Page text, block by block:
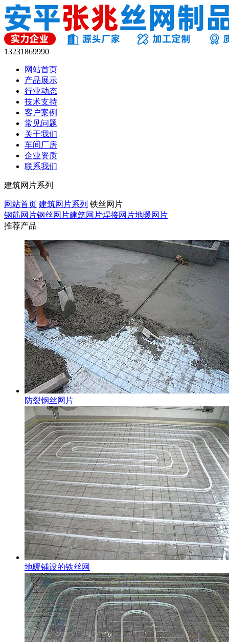
13231869990
网站首页
产品展示
行业动态
技术支持
客户案例
常见问题
关于我们
车间厂房
企业资质
联系我们
建筑网片系列
网站首页 建筑网片系列 铁丝网片
钢筋网片钢丝网片建筑网片焊接网片地暖网片
推荐产品
防裂钢丝网片
地暖铺设的铁丝网